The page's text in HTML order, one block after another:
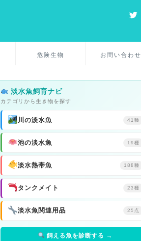
危険生物 お問い合わせ
淡水魚飼育ナビ
カテゴリから生き物を探す
川の淡水魚 41種
池の淡水魚 19種
淡水熱帯魚 188種
タンクメイト 23種
淡水魚関連用品 25点
飼える魚を診断する →